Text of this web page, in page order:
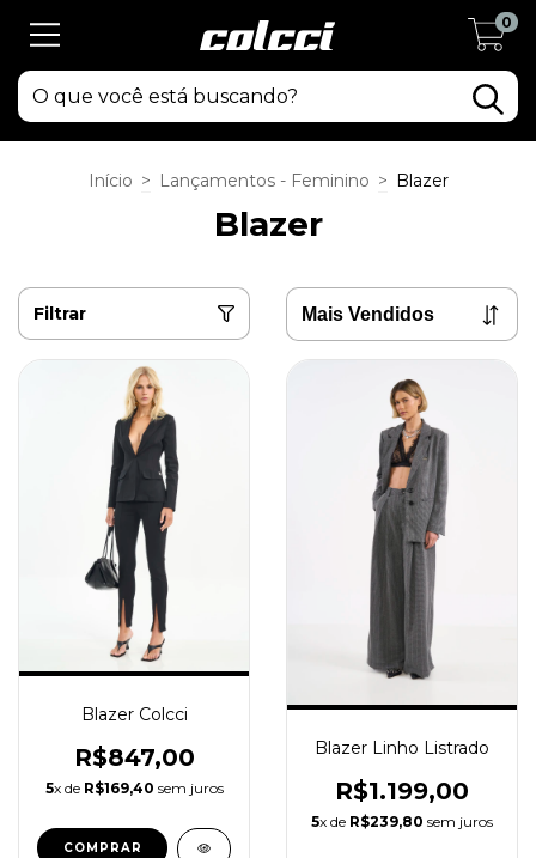
0
Início > Lançamentos - Feminino > Blazer
Blazer
Filtrar
Blazer Colcci
R$847,00
5x de R$169,40 sem juros
COMPRAR
Blazer Linho Listrado
R$1.199,00
5x de R$239,80 sem juros